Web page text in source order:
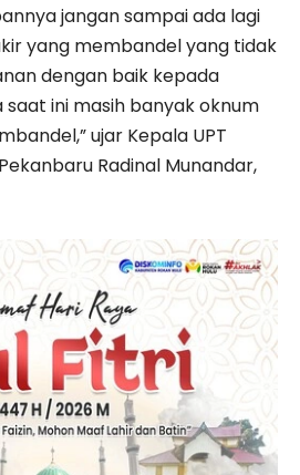
jangan sampai ada lagi
yang membandel yang tidak
dengan baik kepada
ini masih banyak oknum
ujar Kepala UPT
Radinal Munandar,